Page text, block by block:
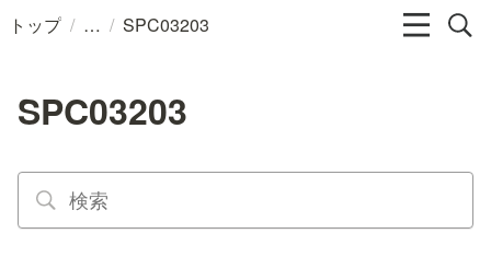
トップ / / SPC03203
SPC03203